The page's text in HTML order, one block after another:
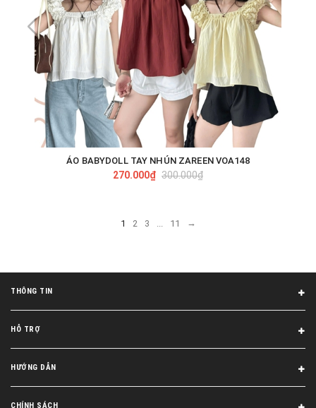
ÁO BABYDOLL TAY NHÚN ZAREEN VOA148
270.000₫ 300.000₫
1 2 3 ... 11 →
THÔNG TIN
HỖ TRỢ
HƯỚNG DẪN
CHÍNH SÁCH